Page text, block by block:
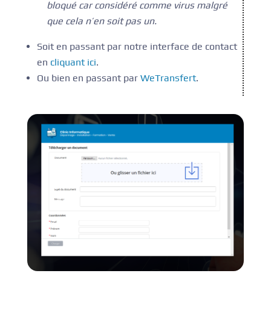
bloqué car considéré comme virus malgré
que cela n’en soit pas un.
Soit en passant par notre interface de contact
en cliquant ici.
Ou bien en passant par WeTransfert.